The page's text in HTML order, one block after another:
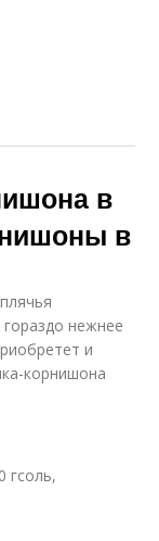
в
в
нежнее
и
корнишона
гсоль,